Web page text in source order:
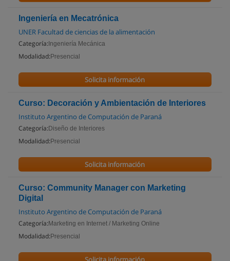
Ingeniería en Mecatrónica
UNER Facultad de ciencias de la alimentación
Categoría: Ingeniería Mecánica
Modalidad: Presencial
Solicita información
Curso: Decoración y Ambientación de Interiores
Instituto Argentino de Computación de Paraná
Categoría: Diseño de Interiores
Modalidad: Presencial
Solicita información
Curso: Community Manager con Marketing
Digital
Instituto Argentino de Computación de Paraná
Categoría: Marketing en Internet / Marketing Online
Modalidad: Presencial